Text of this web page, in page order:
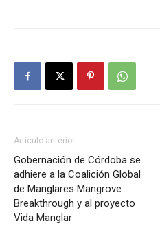
Artículo anterior
Gobernación de Córdoba se
adhiere a la Coalición Global
de Manglares Mangrove
Breakthrough y al proyecto
Vida Manglar